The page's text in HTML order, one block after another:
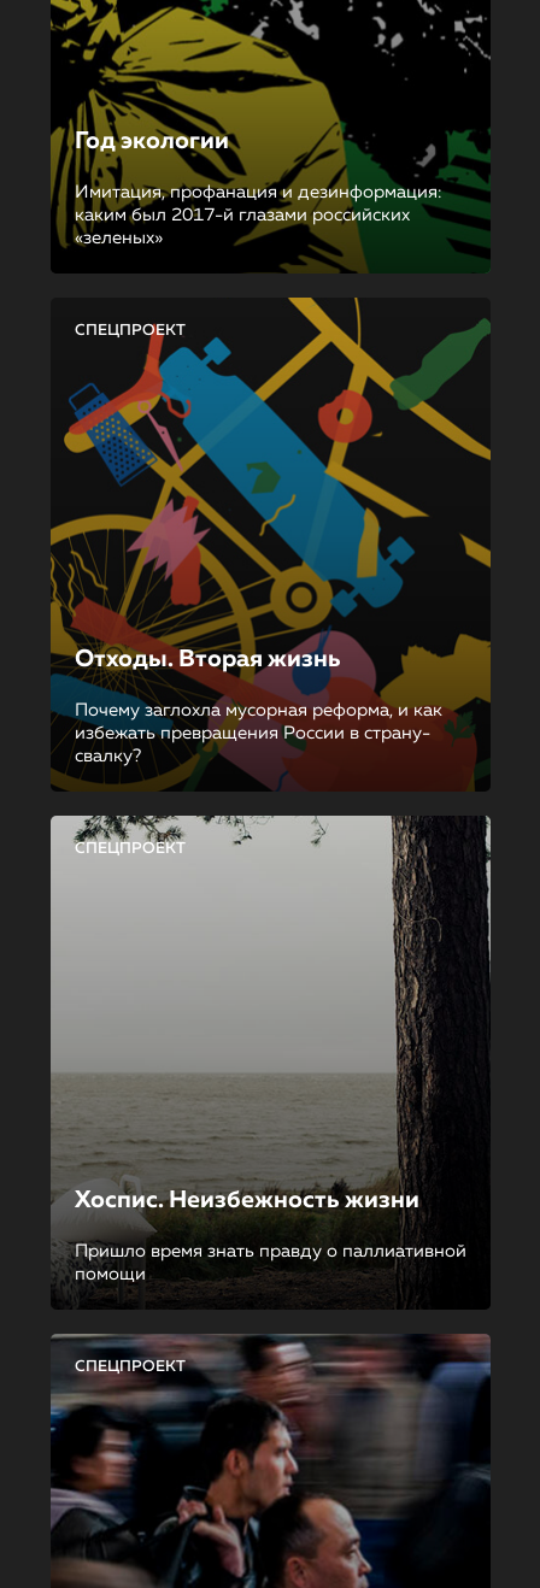
Год экологии
Имитация, профанация и дезинформация:
каким был 2017-й глазами российских
«зеленых»
СПЕЦПРОЕКТ
Отходы. Вторая жизнь
Почему заглохла мусорная реформа, и как
избежать превращения России в страну-
свалку?
СПЕЦПРОЕКТ
Хоспис. Неизбежность жизни
Пришло время знать правду о паллиативной
помощи
СПЕЦПРОЕКТ